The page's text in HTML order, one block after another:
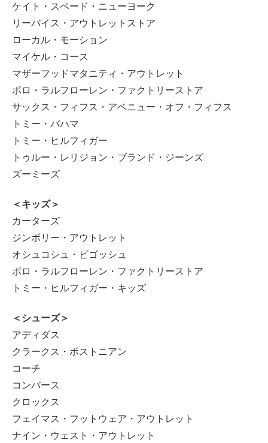
ケイト・スペード・ニューヨーク
リーバイス・アウトレットストア
ローカル・モーション
マイケル・コース
マザーフッドマタニティ・アウトレット
ポロ・ラルフローレン・ファクトリーストア
サックス・フィフス・アベニュー・オフ・フィフス
トミー・バハマ
トミー・ヒルフィガー
トゥルー・レリジョン・ブランド・ジーンズ
ズーミーズ
＜キッズ＞
カーターズ
ジンボリー・アウトレット
オシュコシュ・ビゴッシュ
ポロ・ラルフローレン・ファクトリーストア
トミー・ヒルフィガー・キッズ
＜シューズ＞
アディダス
クラークス・ボストニアン
コーチ
コンバース
クロックス
フェイマス・フットウェア・アウトレット
ナイン・ウェスト・アウトレット